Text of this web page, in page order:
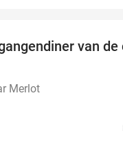
van de
Merlot